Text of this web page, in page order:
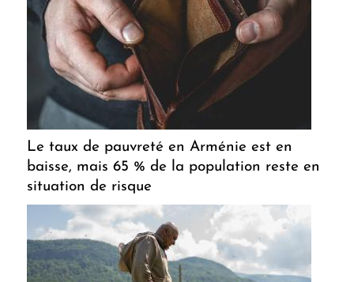
Le taux de pauvreté en Arménie est en
baisse, mais 65 % de la population reste en
situation de risque